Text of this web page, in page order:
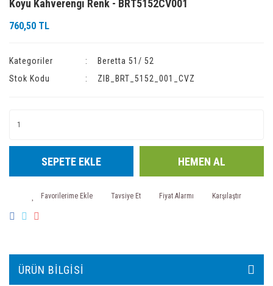
Koyu Kahverengi Renk - BRT5152CV001
760,50 TL
Kategoriler
Beretta 51/ 52
Stok Kodu
ZIB_BRT_5152_001_CVZ
SEPETE EKLE HEMEN AL
Tavsiye Et Fiyat Alarmı Karşılaştır
ÜRÜN BILGISI